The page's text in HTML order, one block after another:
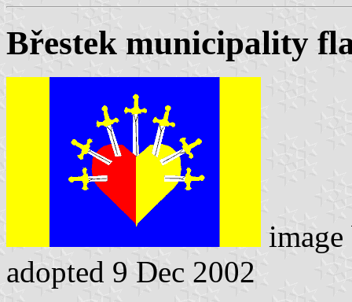
Břestek municipality
adopted 9 Dec 2002